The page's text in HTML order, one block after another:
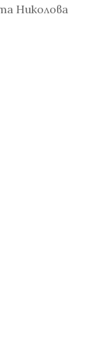
Николова